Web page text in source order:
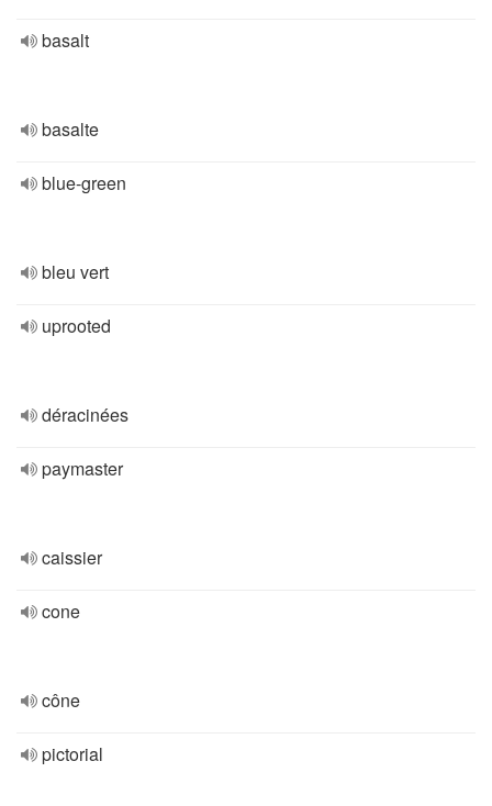
basalt
basalte
blue-green
bleu vert
uprooted
déracinées
paymaster
caissier
cone
cône
pictorial